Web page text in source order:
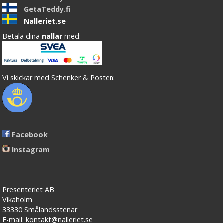
- GetaTeddy.fi
- Nalleriet.se
Betala dina nallar med:
Vi skickar med Schenker & Posten:
Facebook
Instagram
Presenteriet AB
Vikaholm
33330 Smålandsstenar
E-mail: kontakt@nalleriet.se